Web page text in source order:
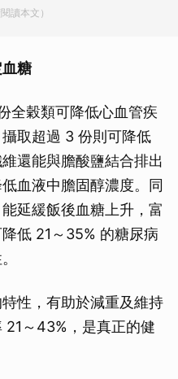
讀本文）
糖
全穀類可降低心血管疾
取超過 3 份則可降低
還能與膽酸鹽結合排出
血液中膽固醇濃度。同
延緩飯後血糖上升，富
低 21～35% 的糖尿病
性，有助於減重及維持
21～43%，是真正的健